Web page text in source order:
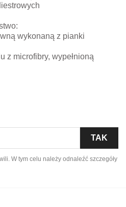
wykonaną z pianki
z microfibry, wypełnioną
W tym celu należy odnaleźć szczegóły